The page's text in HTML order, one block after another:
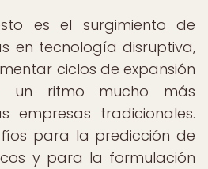
es el surgimiento de
en tecnología disruptiva,
ciclos de expansión
un ritmo mucho más
empresas tradicionales.
para la predicción de
y para la formulación